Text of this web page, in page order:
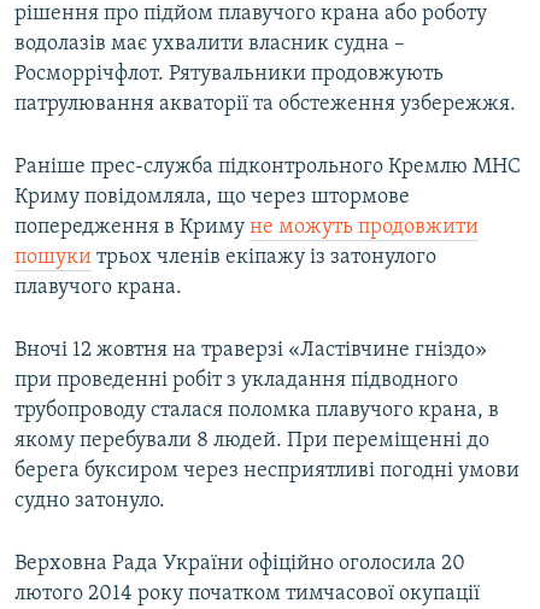
рішення про підйом плавучого крана або роботу
водолазів має ухвалити власник судна –
Росморрічфлот. Рятувальники продовжують
патрулювання акваторії та обстеження узбережжя.
Раніше прес-служба підконтрольного Кремлю МНС
Криму повідомляла, що через штормове
попередження в Криму не можуть продовжити
пошуки трьох членів екіпажу із затонулого
плавучого крана.
Вночі 12 жовтня на траверзі «Ластівчине гніздо»
при проведенні робіт з укладання підводного
трубопроводу сталася поломка плавучого крана, в
якому перебували 8 людей. При переміщенні до
берега буксиром через несприятливі погодні умови
судно затонуло.
Верховна Рада України офіційно оголосила 20
лютого 2014 року початком тимчасової окупації